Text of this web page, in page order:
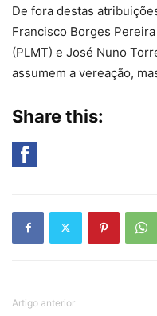
De fora destas
Francisco Borges
(PLMT) e José Nuno
assumem a vereação,
Share this:
Artigo anterior